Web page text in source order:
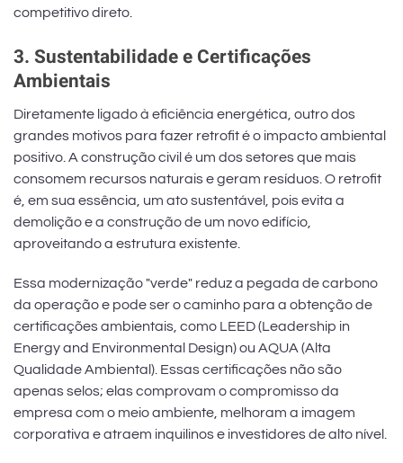
competitivo direto.
3. Sustentabilidade e Certificações
Ambientais
Diretamente ligado à eficiência energética, outro dos
grandes motivos para fazer retrofit é o impacto ambiental
positivo. A construção civil é um dos setores que mais
consomem recursos naturais e geram resíduos. O retrofit
é, em sua essência, um ato sustentável, pois evita a
demolição e a construção de um novo edifício,
aproveitando a estrutura existente.
Essa modernização "verde" reduz a pegada de carbono
da operação e pode ser o caminho para a obtenção de
certificações ambientais, como LEED (Leadership in
Energy and Environmental Design) ou AQUA (Alta
Qualidade Ambiental). Essas certificações não são
apenas selos; elas comprovam o compromisso da
empresa com o meio ambiente, melhoram a imagem
corporativa e atraem inquilinos e investidores de alto nível.